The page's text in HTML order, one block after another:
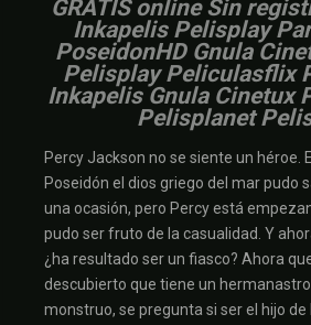
GRATIS online Sin
Inkapelis Pelisplay
PoseidonHD Gnula
Pelisplay Peliculasflix
Inkapelis Gnula Cinetux
Pelisplanet
Percy Jackson no se siente un héroe.
Poseidón el dios griego del mar pudo
una ocasión, pero Percy está
pudo ser fruto de la casualidad. Y
¿ha resultado ser un fiasco? Ahora
descubierto que tiene un
monstruo, se pregunta si ser el hijo de